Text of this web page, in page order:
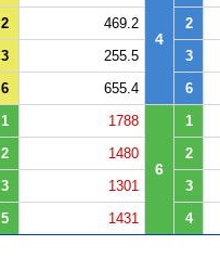
4
2 469.2 2
3 255.5 3
6 655.4 6
1 1788
6
1
2 1480 2
3 1301 3
5 1431 4